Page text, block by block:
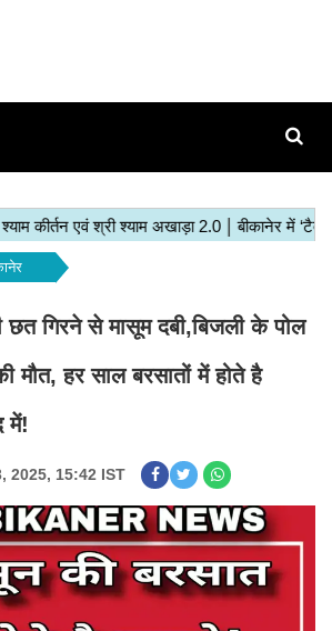
छत गिरने से मासूम दबी,बिजली के पोल
मौत, हर साल बरसातों में होते है
में!
2025, 15:42 IST